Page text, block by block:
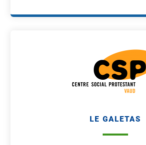
LE GALETAS